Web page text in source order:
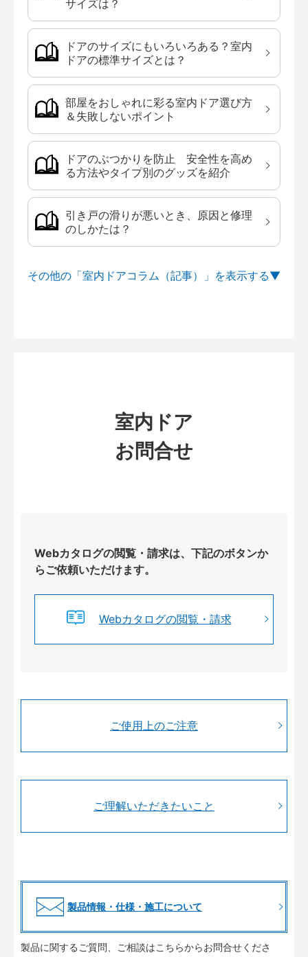
サイズは？
ドアのサイズにもいろいろある？室内
ドアの標準サイズとは？
部屋をおしゃれに彩る室内ドア選び方
＆失敗しないポイント
ドアのぶつかりを防止 安全性を高め
る方法やタイプ別のグッズを紹介
引き戸の滑りが悪いとき、原因と修理
のしかたは？
その他の「室内ドアコラム（記事）」を
室内ドア
お問合せ
Webカタログの閲覧・請求は、下記のボタンか
らご依頼いただけます。
Webカタログの閲覧・請求
ご使用上のご注意
ご理解いただきたいこと
製品情報・仕様・施工について
製品に関するご質問、ご相談はこちらからお問合せくださ